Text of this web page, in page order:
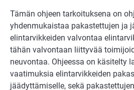
Tämän ohjeen tarkoituksena on
yhdenmukaistaa pakastettujen ja
elintarvikkeiden valvontaa
tähän valvontaan liittyvää
neuvontaa. Ohjeessa on käsitelty
vaatimuksia elintarvikkeiden
jäädyttämiselle, sekä